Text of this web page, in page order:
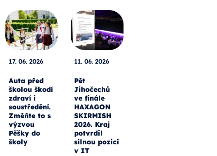
17. 06. 2026
Auta před
školou škodí
zdraví i
soustředění.
Změňte to s
výzvou
Pěšky do
školy
11. 06. 2026
Pět
Jihočechů
ve finále
HAXAGON
SKIRMISH
2026. Kraj
potvrdil
silnou pozici
v IT